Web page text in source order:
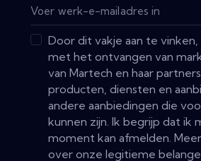
Door dit vakje aan te
met het ontvangen van
van Martech en haar
producten, diensten en
andere aanbiedingen die
kunnen zijn. Ik begrijp dat ik
moment kan afmelden.
over onze legitieme